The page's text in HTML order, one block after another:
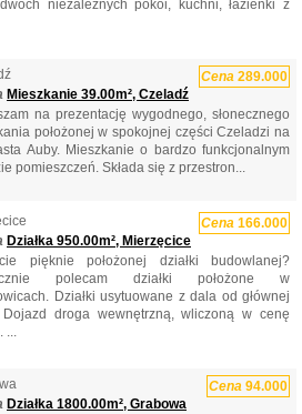
niezależnych pokoi, kuchni, łazienki z
Cena 289.000
Mieszkanie 39.00m², Czeladź
na prezentację wygodnego, słonecznego
położonej w spokojnej części Czeladzi na
Auby. Mieszkanie o bardzo funkcjonalnym
pomieszczeń. Składa się z przestron...
Cena 166.000
Działka 950.00m², Mierzęcice
pięknie położonej działki budowlanej?
polecam działki położone w
Działki usytuowane z dala od głównej
droga wewnętrzną, wliczoną w cenę
Cena 94.000
Działka 1800.00m², Grabowa